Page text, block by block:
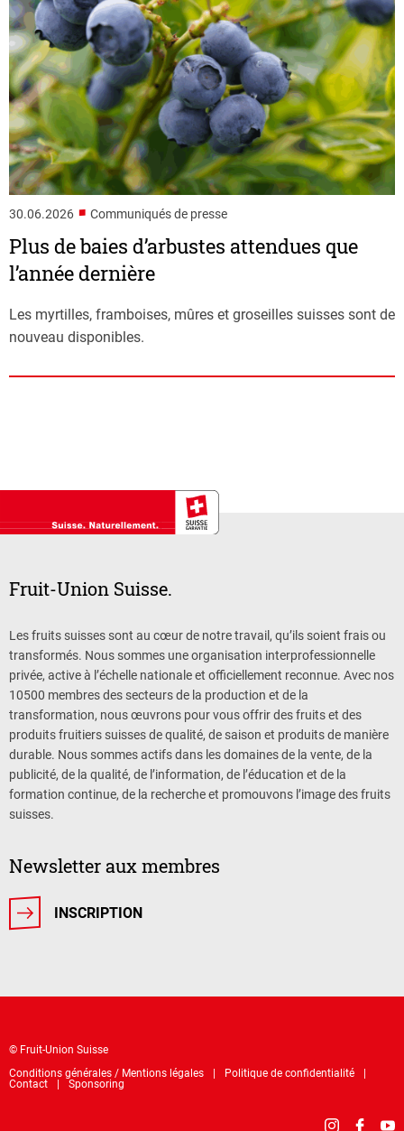
30.06.2026 ■ Communiqués de presse
Plus de baies d’arbustes attendues que
l’année dernière
Les myrtilles, framboises, mûres et groseilles suisses sont de
nouveau disponibles.
Fruit-Union Suisse.
Les fruits suisses sont au cœur de notre travail, qu’ils soient frais ou
transformés. Nous sommes une organisation interprofessionnelle
privée, active à l’échelle nationale et officiellement reconnue. Avec nos
10500 membres des secteurs de la production et de la
transformation, nous œuvrons pour vous offrir des fruits et des
produits fruitiers suisses de qualité, de saison et produits de manière
durable. Nous sommes actifs dans les domaines de la vente, de la
publicité, de la qualité, de l’information, de l’éducation et de la
formation continue, de la recherche et promouvons l’image des fruits
suisses.
Newsletter aux membres
INSCRIPTION
© Fruit-Union Suisse
Conditions générales / Mentions légales
Politique de confidentialité
Contact
Sponsoring